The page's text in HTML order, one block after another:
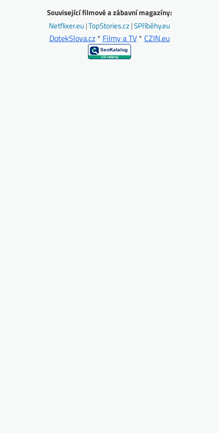
Související filmové a zábavní magazíny:
Netflixer.eu |TopStories.cz|SPříběhy.eu
DotekSlova.cz* Filmy a TV* CZIN.eu